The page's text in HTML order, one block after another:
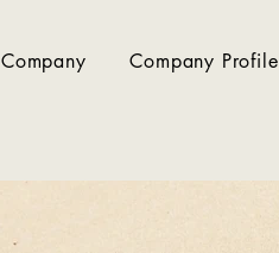
Company Company Profile